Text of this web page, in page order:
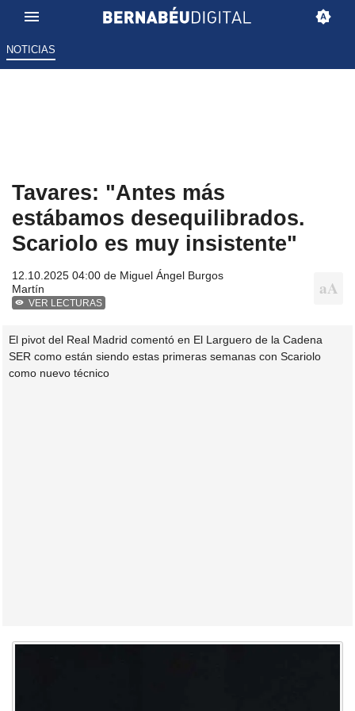
NOTICIAS
Tavares: "Antes más
estábamos desequilibrados.
Scariolo es muy insistente"
12.10.2025 04:00 de Miguel Ángel Burgos
Martín
VER LECTURAS
El pivot del Real Madrid comentó en El Larguero de la Cadena
SER como están siendo estas primeras semanas con Scariolo
como nuevo técnico